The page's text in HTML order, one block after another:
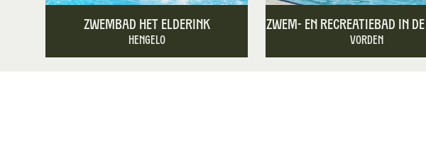
Zwembad Het Elderink
Hengelo
Zwem- en recreatiebad In De
Vorden